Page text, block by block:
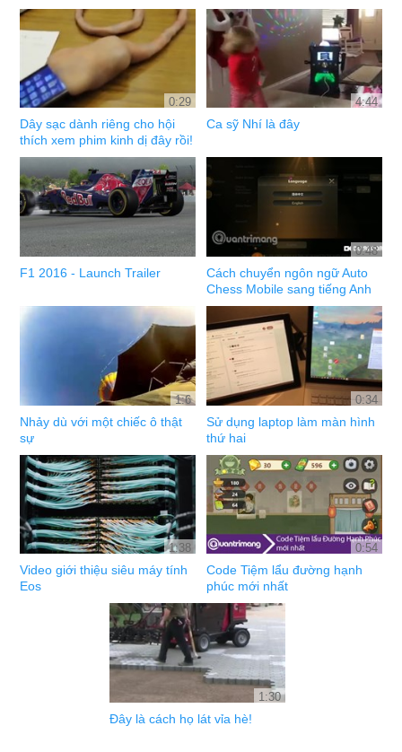
0:29
Dây sạc dành riêng cho hội
thích xem phim kinh dị đây rồi!
4:44
Ca sỹ Nhí là đây
F1 2016 - Launch Trailer
0:48
Cách chuyển ngôn ngữ Auto
Chess Mobile sang tiếng Anh
1:6
Nhảy dù với một chiếc ô thật
sự
0:34
Sử dụng laptop làm màn hình
thứ hai
1:38
Video giới thiệu siêu máy tính
Eos
0:54
Code Tiệm lẩu đường hạnh
phúc mới nhất
1:30
Đây là cách họ lát vỉa hè!